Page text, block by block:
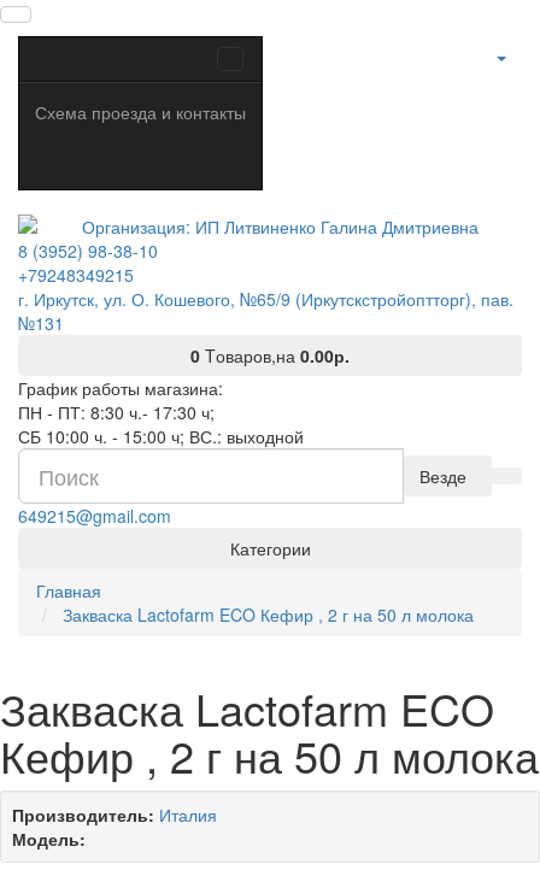
Схема проезда и контакты
8 (3952) 98-38-10
+79248349215
г. Иркутск, ул. О. Кошевого, №65/9 (Иркутскстройоптторг), пав.
№131
0 Tоваров,на 0.00р.
График работы магазина:
ПН - ПТ: 8:30 ч.- 17:30 ч;
СБ 10:00 ч. - 15:00 ч; ВС.: выходной
Везде
649215@gmail.com
Категории
Главная
Закваска Lactofarm ECO Кефир , 2 г на 50 л молока
Закваска Lactofarm ECO
Кефир , 2 г на 50 л молока
Производитель: Италия
Модель: